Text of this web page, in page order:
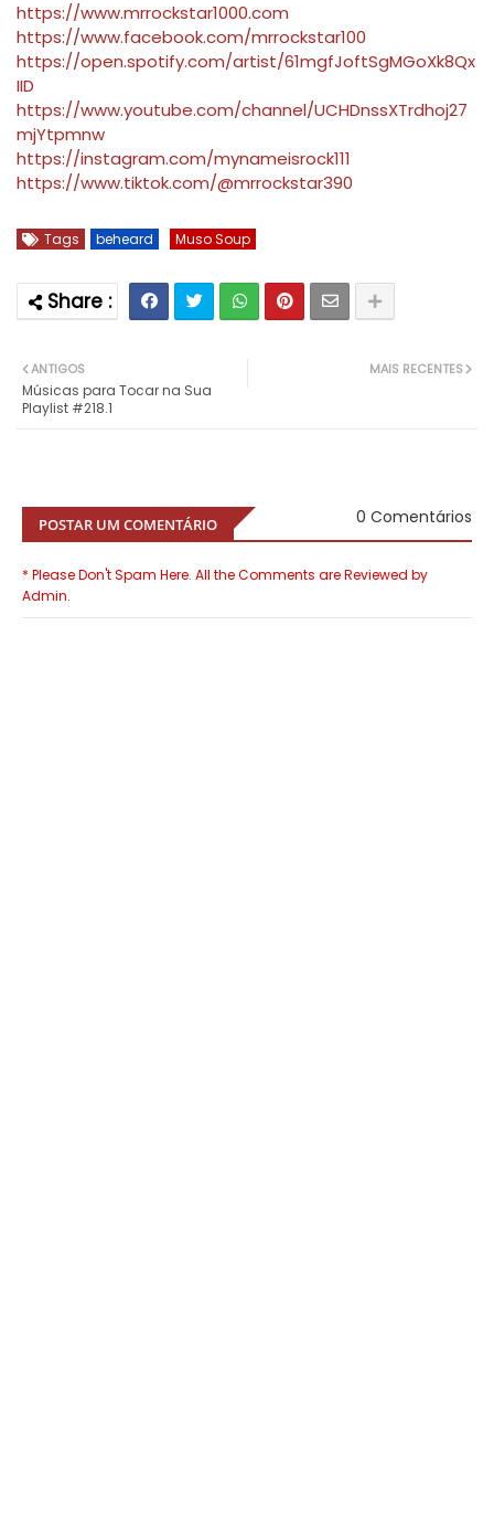
https://www.mrrockstar1000.com
https://www.facebook.com/mrrockstar100
https://open.spotify.com/artist/61mgfJoftSgMGoXk8Qx
IID
https://www.youtube.com/channel/UCHDnssXTrdhoj27
mjYtpmnw
https://instagram.com/mynameisrock111
https://www.tiktok.com/@mrrockstar390
Tags beheard Muso Soup
MAIS RECENTES
ANTIGOS
Músicas para Tocar na Sua
Playlist #218.1
POSTAR UM COMENTÁRIO 0 Comentários
* Please Don't Spam Here. All the Comments are Reviewed by
Admin.